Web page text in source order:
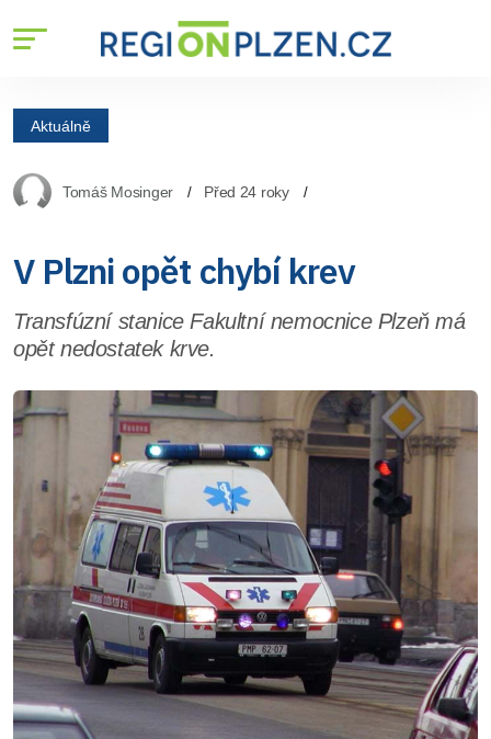
Aktuálně
Tomáš Mosinger Před 24 roky
V Plzni opět chybí krev
Transfúzní stanice Fakultní nemocnice Plzeň má
opět nedostatek krve.